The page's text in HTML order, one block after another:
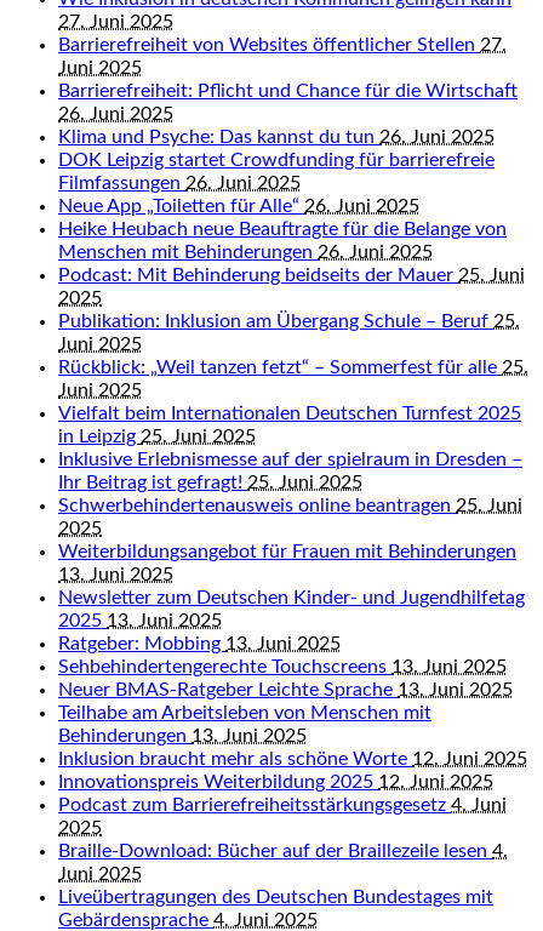
27. Juni 2025
Barrierefreiheit von Websites öffentlicher Stellen 27.
Juni 2025
Barrierefreiheit: Pflicht und Chance für die Wirtschaft
26. Juni 2025
Klima und Psyche: Das kannst du tun 26. Juni 2025
DOK Leipzig startet Crowdfunding für barrierefreie
Filmfassungen 26. Juni 2025
Neue App „Toiletten für Alle“ 26. Juni 2025
Heike Heubach neue Beauftragte für die Belange von
Menschen mit Behinderungen 26. Juni 2025
Podcast: Mit Behinderung beidseits der Mauer 25. Juni
2025
Publikation: Inklusion am Übergang Schule – Beruf 25.
Juni 2025
Rückblick: „Weil tanzen fetzt“ – Sommerfest für alle 25.
Juni 2025
Vielfalt beim Internationalen Deutschen Turnfest 2025
in Leipzig 25. Juni 2025
Inklusive Erlebnismesse auf der spielraum in Dresden –
Ihr Beitrag ist gefragt! 25. Juni 2025
Schwerbehindertenausweis online beantragen 25. Juni
2025
Weiterbildungsangebot für Frauen mit Behinderungen
13. Juni 2025
Newsletter zum Deutschen Kinder- und Jugendhilfetag
2025 13. Juni 2025
Ratgeber: Mobbing 13. Juni 2025
Sehbehindertengerechte Touchscreens 13. Juni 2025
Neuer BMAS-Ratgeber Leichte Sprache 13. Juni 2025
Teilhabe am Arbeitsleben von Menschen mit
Behinderungen 13. Juni 2025
Inklusion braucht mehr als schöne Worte 12. Juni 2025
Innovationspreis Weiterbildung 2025 12. Juni 2025
Podcast zum Barrierefreiheitsstärkungsgesetz 4. Juni
2025
Braille-Download: Bücher auf der Braillezeile lesen 4.
Juni 2025
Liveübertragungen des Deutschen Bundestages mit
Gebärdensprache 4. Juni 2025